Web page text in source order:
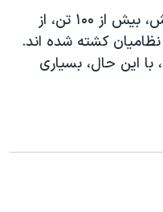
از آغاز نبرد در تقریبا سه هفته پیش، بیش از ۱۰۰ تن، از
نظامیان کشته شده اند.
با این حال، بسیاری